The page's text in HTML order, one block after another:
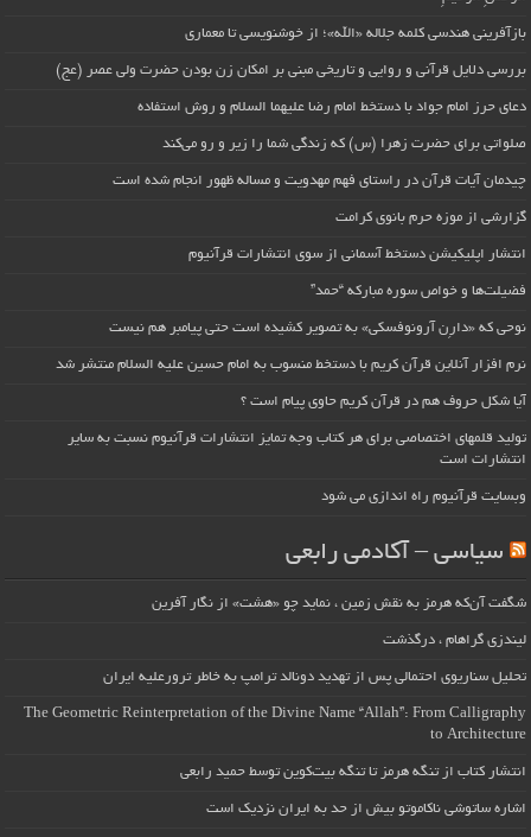
بازآفرینی هندسی کلمه جلاله «الله»؛ از خوشنویسی تا معماری
بررسی دلایل قرآنی و روایی و تاریخی مبنی بر امکان زن بودن حضرت ولی عصر (عج)
دعای حرز امام جواد با دستخط امام رضا علیهما السلام و روش استفاده
صلواتی برای حضرت زهرا (س) که زندگی شما را زیر و رو می‌کند
چیدمان آیات قرآن در راستای فهم مهدویت و مساله ظهور انجام شده است
گزارشی از موزه حرم بانوی کرامت
انتشار اپلیکیشن دستخط آسمانی از سوی انتشارات قرآنیوم
فضیلت‌ها و خواص سوره مبارکه “حمد”
نوحی که «دارِن آرونوفسکی» به تصویر کشیده است حتی پیامبر هم نیست
نرم افزار آنلاین قرآن کریم با دستخط منسوب به امام حسین علیه السلام منتشر شد
آیا شکل حروف هم در قرآن کریم حاوی پیام است ؟
تولید قلمهای اختصاصی برای هر کتاب وجه تمایز انتشارات قرآنیوم نسبت به سایر
انتشارات است
وبسایت قرآنیوم راه اندازی می شود
سیاسی – آکادمی رابعی
شگفت آن‌که هرمز به نقش زمین ، نماید چو «هشت» از نگار آفرین
لیندزی گراهام ، درگذشت
تحلیل سناریوی احتمالی پس از تهدید دونالد ترامپ به خاطر ترورعلیه ایران
The Geometric Reinterpretation of the Divine Name “Allah”: From Calligraphy
to Architecture
انتشار کتاب از تنگه هرمز تا تنگه بیت‌کوین توسط حمید رابعی
اشاره ساتوشی ناکاموتو بیش از حد به ایران نزدیک است